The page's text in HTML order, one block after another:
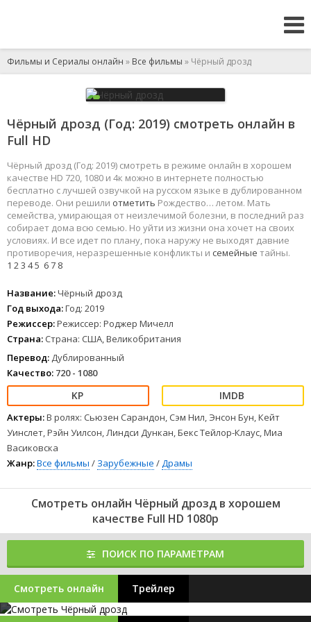
Фильмы и Сериалы онлайн » Все фильмы » Чёрный дрозд
Чёрный дрозд (Год: 2019) смотреть онлайн в
Full HD
Чёрный дрозд (Год: 2019) смотреть в режиме онлайн в хорошем
качестве HD 720, 1080 и 4к можно в интернете полностью
бесплатно с лучшей озвучкой на русском языке в дублированном
переводе. Они решили отметить Рождество… летом. Мать
семейства, умирающая от неизлечимой болезни, в последний раз
собирает дома всю семью. Но уйти из жизни она хочет на своих
условиях. И все идет по плану, пока наружу не выходят давние
противоречия, неразрешенные конфликты и семейные тайны.
1 23 45 67 8
Название:Чёрный дрозд
Год выхода:Год: 2019
Режиссер:Режиссер: Роджер Мичелл
Страна: Страна: США, Великобритания
Перевод: Дублированный
Качество: 720 - 1080
Актеры:В ролях: Сьюзен Сарандон, Сэм Нил, Энсон Бун, Кейт
Уинслет, Рэйн Уилсон, Линдси Дункан, Бекс Тейлор-Клаус, Миа
Васиковска
Жанр:Все фильмы / Зарубежные /Драмы
Смотреть онлайн Чёрный дрозд в хорошем
качестве Full HD 1080p
ПОИСК ПО ПАРАМЕТРАМ
Смотреть онлайн Трейлер